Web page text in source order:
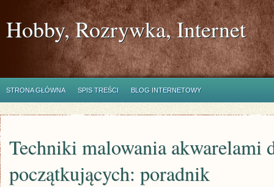
Hobby, Rozrywka, Internet
STRONA GŁÓWNA SPIS TREŚCI BLOG INTERNETOWY
Techniki malowania akwarelami
początkujących: poradnik